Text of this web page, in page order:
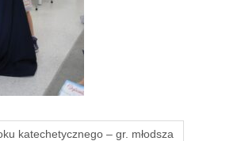
katechetycznego – gr. młodsza